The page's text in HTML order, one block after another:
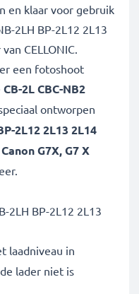
en klaar voor gebruik
2LH BP-2L12 2L13
CELLONIC.
een fotoshoot
CB-2L CBC-NB2
ontworpen
2L12 2L13 2L14
Canon G7X, G7 X
2LH BP-2L12 2L13
laadniveau in
lader niet is